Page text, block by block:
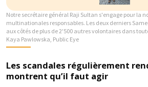
Notre secrétaire général Raji Sultan s'engage pour la
multinationales responsables. Les deux derniers
aux côtés de plus de 2'500 autres volontaires dans
Kaya Pawlowska, Public Eye
Les scandales régulièrement
montrent qu’il faut agir